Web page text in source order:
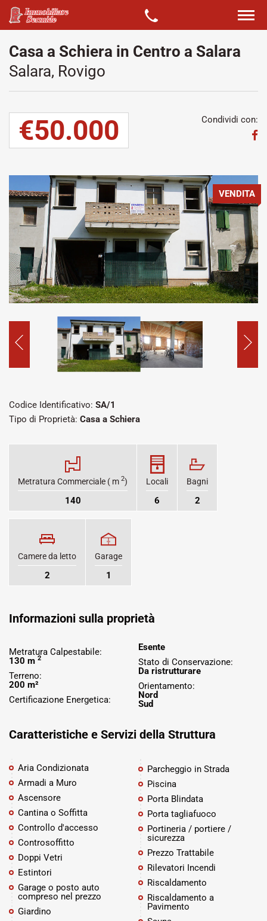
Casa a Schiera in Centro a Salara
Salara, Rovigo
€50.000 Condividi con:
VENDITA
Codice Identificativo: SA/1
Tipo di Proprietà: Casa a Schiera
Metratura Commerciale ( m 2)
140
Locali
6
Bagni
2
Camere da letto
2
Garage
1
Informazioni sulla proprietà
Metratura Calpestabile:
130 m 2
Terreno:
200 m²
Certificazione Energetica:
Esente
Stato di Conservazione:
Da ristrutturare
Orientamento:
Nord
Sud
Caratteristiche e Servizi della Struttura
Aria Condizionata
Armadi a Muro
Ascensore
Cantina o Soffitta
Controllo d'accesso
Controsoffitto
Doppi Vetri
Estintori
Garage o posto auto
compreso nel prezzo
Giardino
Parcheggio in Strada
Piscina
Porta Blindata
Porta tagliafuoco
Portineria / portiere /
sicurezza
Prezzo Trattabile
Rilevatori Incendi
Riscaldamento
Riscaldamento a
Pavimento